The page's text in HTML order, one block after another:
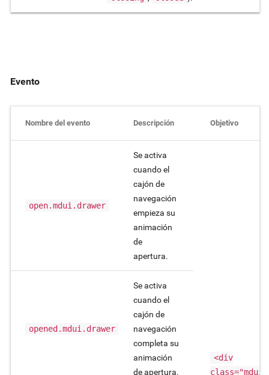
Evento
Nombre del evento Descripción Objetivo
open.mdui.drawer
Se activa
cuando el
cajón de
navegación
empieza su
animación
de
apertura.
<div
class="mdui-
opened.mdui.drawer
Se activa
cuando el
cajón de
navegación
completa su
animación
de apertura.